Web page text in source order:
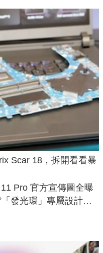
Scar 18，拆開看看暴
Pro 官方宣傳圖全曝
發光環」專屬設計、